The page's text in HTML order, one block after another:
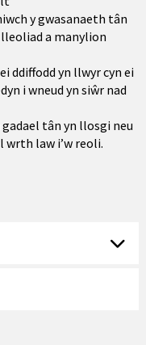
y gwasanaeth tân
lleoliad a manylion
ddiffodd yn llwyr cyn ei
i wneud yn siŵr nad
tân yn llosgi neu
wrth law i’w reoli.